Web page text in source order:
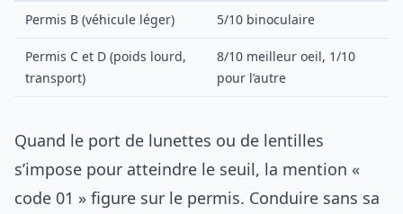
Permis B (véhicule léger) 5/10 binoculaire
Permis C et D (poids lourd,
transport)
8/10 meilleur oeil, 1/10
pour l’autre
Quand le port de lunettes ou de lentilles
s’impose pour atteindre le seuil, la mention «
code 01 » figure sur le permis. Conduire sans sa